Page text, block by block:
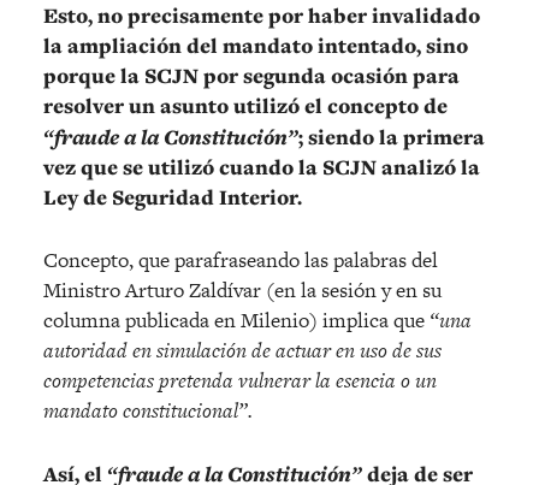
Esto, no precisamente por haber invalidado
la ampliación del mandato intentado, sino
porque la SCJN por segunda ocasión para
resolver un asunto utilizó el concepto de
“fraude a la Constitución”; siendo la primera
vez que se utilizó cuando la SCJN analizó la
Ley de Seguridad Interior.
Concepto, que parafraseando las palabras del
Ministro Arturo Zaldívar (en la sesión y en su
columna publicada en Milenio) implica que “una
autoridad en simulación de actuar en uso de sus
competencias pretenda vulnerar la esencia o un
mandato constitucional”.
Así, el “fraude a la Constitución”deja de ser